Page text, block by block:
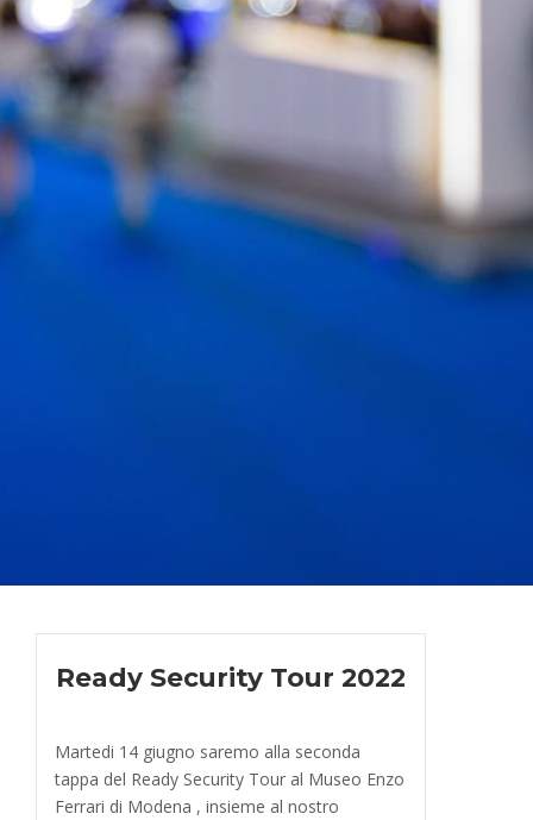
Ready Security Tour 2022
Martedi 14 giugno saremo alla seconda
tappa del Ready Security Tour al Museo Enzo
Ferrari di Modena , insieme al nostro